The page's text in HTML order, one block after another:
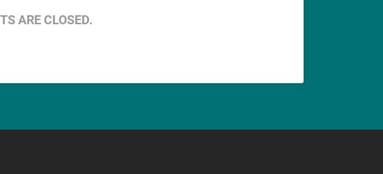
ARE CLOSED.